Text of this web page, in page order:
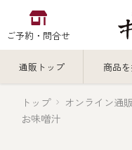
ご予約・問合せ
通販トップ 商品
トップ オンライン通販
お味噌汁